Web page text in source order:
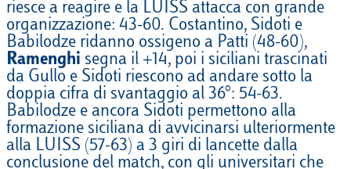
riesce a reagire e la LUISS attacca con grande
organizzazione: 43-60. Costantino, Sidoti e
Babilodze ridanno ossigeno a Patti (48-60),
Ramenghi segna il +14, poi i siciliani trascinati
da Gullo e Sidoti riescono ad andare sotto la
doppia cifra di svantaggio al 36°: 54-63.
Babilodze e ancora Sidoti permettono alla
formazione siciliana di avvicinarsi ulteriormente
alla LUISS (57-63) a 3 giri di lancette dalla
conclusione del match, con gli universitari che